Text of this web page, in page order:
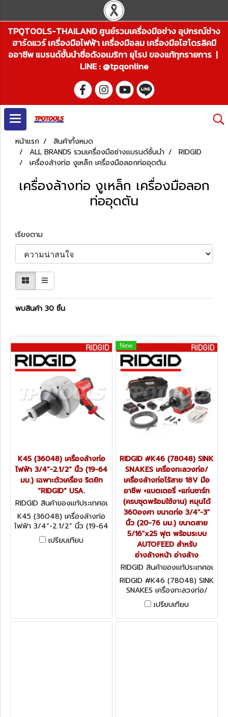
TPQTOOLS-THAILAND ศูนย์รวมเครื่องมือช่าง อุปกรณ์ช่าง
ฮาร์ดแวร์ เครื่องมือไฟฟ้า เครื่องมือลม เครื่องมือไฮโดรลิคมื
ออาชีพ แบรนด์ชั้นนำชื่อดังอเมริกา ยุโรป ของแท้ทุกรายการ |
LINE : @tpqonline
หน้าแรก
สินค้าทั้งหมด
ALL BRANDS รวมเครื่องมือช่างแบรนด์ชั้นนำ
RIDGID
เครื่องล้างท่อ งูเหล็ก เครื่องมือลอกท่ออุดตัน
เครื่องล้างท่อ งูเหล็ก เครื่องมือลอก
ท่ออุดตัน
เรียงตาม
พบสินค้า 30 ชิ้น
K45 (36048) เครื่องล้างท่อ
ไฟฟ้า 3/4”-2.1/2” นิ้ว (19-64
มม.) เฉพาะตัวเครื่อง ริดยิท
“RIDGID” USA.
RIDGID สินค้าของแท้ประเทศอเ
มริกา K45 (36048)
K45 (36048) เครื่องล้างท่อ
ไฟฟ้า 3/4”-2.1/2” นิ้ว (19-64
มม.) เฉพาะตัวเครื่อง ริดยิท
“RIDGID” USA.
เปรียบเทียบ
New
RIDGID #K46 (78048) SINK
SNAKES เครื่องทะลวงท่อ/
เครื่องล้างท่อไร้สาย 18V มือ
อาชีพ +แบตเตอรี่ +แท่นชาร์ท
(ครบชุดพร้อมใช้งาน) หมุนได้
360องศา ขนาดท่อ 3/4"-3"
นิ้ว (20-76 มม.) ขนาดสาย
5/16"x25 ฟุต พร้อมระบบ
AUTOFEED สำหรับ
อ่างล้างหน้า อ่างล้าง
RIDGID สินค้าของแท้ประเทศอเ
มริกา K46 SINK SNAKES
RIDGID #K46 (78048) SINK
SNAKES เครื่องทะลวงท่อ/
เครื่องล้างท่อไร้สาย 18V มือ
อาชีพ +แบตเตอรี่ +แท่นชาร์ท
(ครบชุดพร้อมใช้งาน) หมุนได้
เปรียบเทียบ